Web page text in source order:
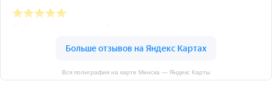
Вся полиграфия на карте Минска — Яндекс Карты